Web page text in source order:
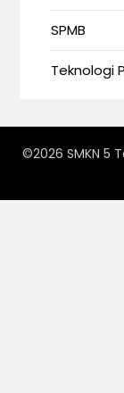
SPMB
Teknologi
©2026 SMKN 5